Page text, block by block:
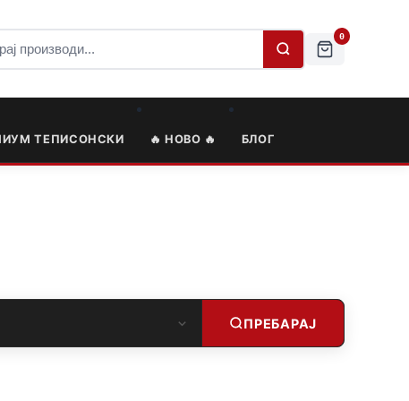
0
ТЕПИСОНСКИ 🔥 НОВО 🔥 БЛОГ
ПРЕБАРАЈ